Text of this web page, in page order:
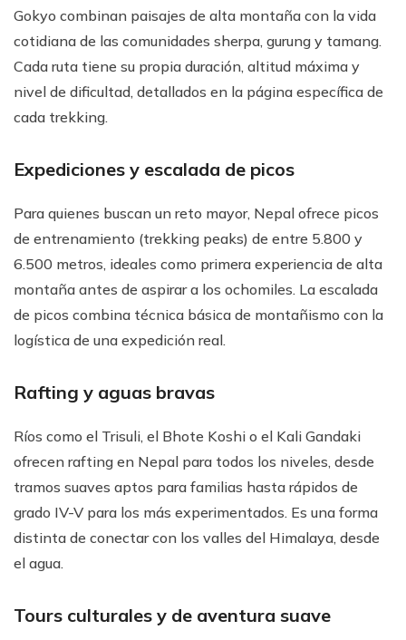
Gokyo combinan paisajes de alta montaña con la vida
cotidiana de las comunidades sherpa, gurung y tamang.
Cada ruta tiene su propia duración, altitud máxima y
nivel de dificultad, detallados en la página específica de
cada trekking.
Expediciones y escalada de picos
Para quienes buscan un reto mayor, Nepal ofrece picos
de entrenamiento (trekking peaks) de entre 5.800 y
6.500 metros, ideales como primera experiencia de alta
montaña antes de aspirar a los ochomiles. La escalada
de picos combina técnica básica de montañismo con la
logística de una expedición real.
Rafting y aguas bravas
Ríos como el Trisuli, el Bhote Koshi o el Kali Gandaki
ofrecen rafting en Nepal para todos los niveles, desde
tramos suaves aptos para familias hasta rápidos de
grado IV-V para los más experimentados. Es una forma
distinta de conectar con los valles del Himalaya, desde
el agua.
Tours culturales y de aventura suave